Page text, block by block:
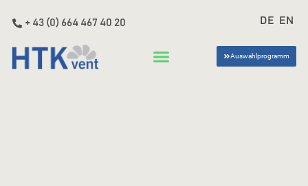
+ 43 (0) 664 467 40 20 DE EN
Auswahlprogramm